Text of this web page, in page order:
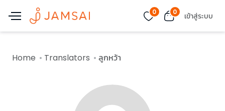
0 0 เข้าสู่ระบบ
Home Translators ลูกหว้า